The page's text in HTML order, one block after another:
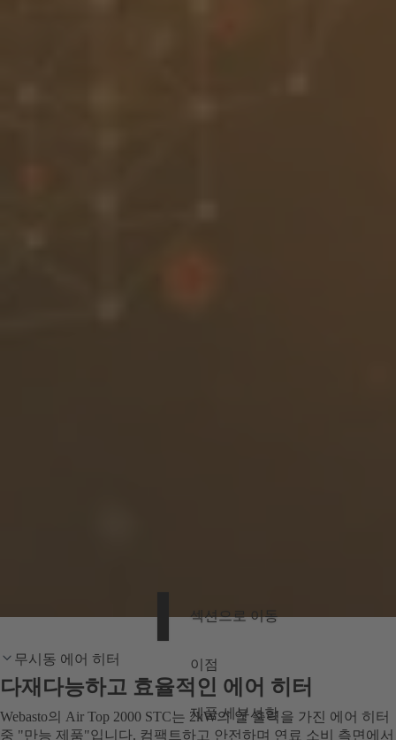
섹션으로 이동
이점
제품 세부사항
무시동 에어 히터
다재다능하고 효율적인 에어 히터
Webasto의 Air Top 2000 STC는 2kW의 열 출력을 가진 에어 히터
중 "만능 제품"입니다. 컴팩트하고 안전하며 연료 소비 측면에서